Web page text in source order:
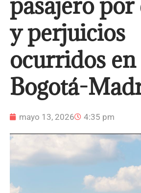
y perjuicios
ocurridos
Bogotá-
mayo 13, 2026 4:35 pm